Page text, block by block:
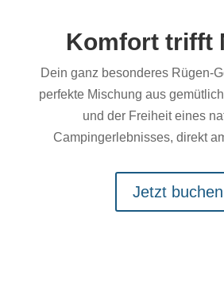
Komfort trifft
Dein ganz besonderes Rügen-
perfekte Mischung aus
und der Freiheit eines
Campingerlebnisses, direkt
Jetzt buchen